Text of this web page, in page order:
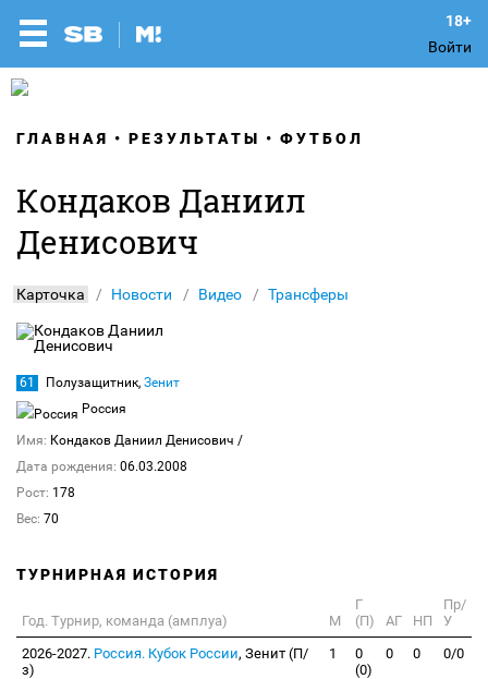
Войти
ГЛАВНАЯ РЕЗУЛЬТАТЫ ФУТБОЛ
Кондаков Даниил
Денисович
Карточка Новости Видео Трансферы
61 Полузащитник, Зенит
Россия
Имя: Кондаков Даниил Денисович /
Дата рождения: 06.03.2008
Рост: 178
Вес: 70
ТУРНИРНАЯ ИСТОРИЯ
Год. Турнир, команда (амплуа) М
Г
(П)
АГ НП
Пр/
У
2026-2027. Россия. Кубок России, Зенит (П/
з)
1
0
(0)
0 0 0/0